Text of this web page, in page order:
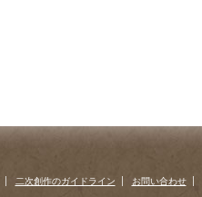
二次創作のガイドライン お問い合わせ